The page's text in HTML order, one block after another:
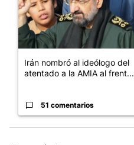
Irán nombró al ideólogo del
atentado a la AMIA al frent...
51 comentarios